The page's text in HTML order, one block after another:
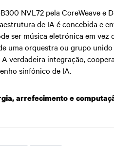
NVL72 pela CoreWeave e
de IA é concebida e
ser música eletrónica em vez
uma orquestra ou grupo
verdadeira integração,
sinfónico de IA.
arrefecimento e